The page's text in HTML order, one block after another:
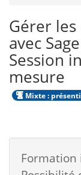
Gérer
avec
Session
mesure
Mixte :